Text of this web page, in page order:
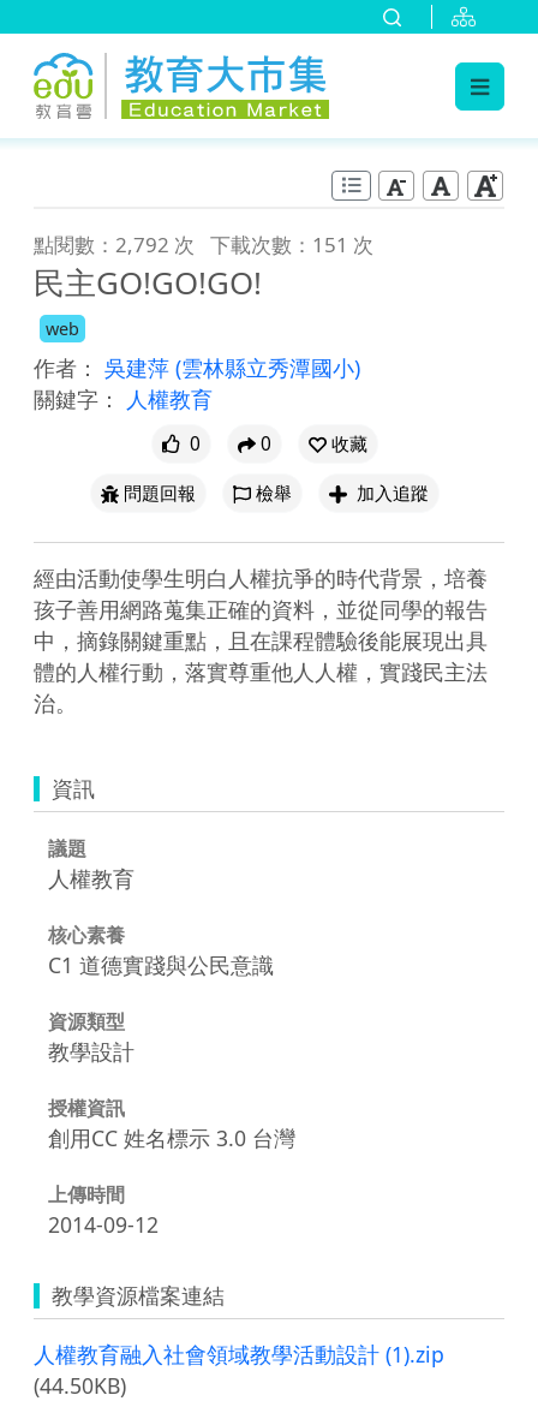
點閱數：2,792 次 下載次數：151 次
民主GO!GO!GO!
web
作者： 吳建萍 (雲林縣立秀潭國小)
關鍵字：
人權教育
0 0
收藏
問題回報
檢舉 加入追蹤
經由活動使學生明白人權抗爭的時代背景，培養
孩子善用網路蒐集正確的資料，並從同學的報告
中，摘錄關鍵重點，且在課程體驗後能展現出具
體的人權行動，落實尊重他人人權，實踐民主法
資訊
議題
人權教育
核心素養
C1 道德實踐與公民意識
資源類型
教學設計
授權資訊
創用CC 姓名標示 3.0 台灣
上傳時間
2014-09-12
教學資源檔案連結
人權教育融入社會領域教學活動設計 (1).zip
(44.50KB)